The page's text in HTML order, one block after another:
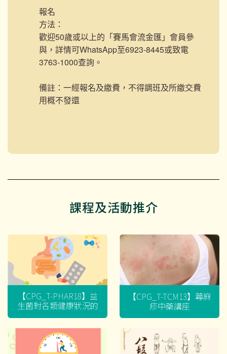
報名
方法：
歡迎50歲或以上的「賽馬會流金匯」會員參
與，詳情可WhatsApp至6923-8445或致電
3763-1000查詢。
備註：一經報名及繳費，不得調班及所繳交費
用概不發還
課程及活動推介
【CPG_T-PHAR18】益
生菌對各類健康狀況的
迷思
【CPG_T-TCM13】蕁麻
疹中藥講座